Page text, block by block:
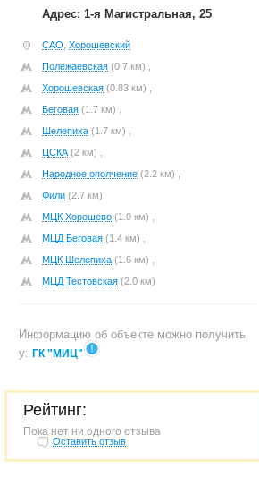
Адрес: 1-я Магистральная, 25
САО Хорошевский
Полежаевская (0.7 км) ,
Хорошевская (0.83 км) ,
Беговая (1.7 км) ,
Шелепиха (1.7 км) ,
ЦСКА (2 км) ,
Народное ополчение (2.2 км) ,
Фили (2.7 км)
МЦК Хорошево (1.0 км) ,
МЦД Беговая (1.4 км) ,
МЦК Шелепиха (1.6 км) ,
МЦД Тестовская (2.0 км)
Информацию об объекте можно получить
у: ГК "МИЦ"
Рейтинг:
Пока нет ни одного отзыва
Оставить отзыв